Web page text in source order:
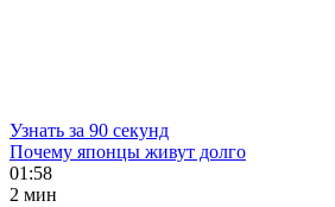
Узнать за 90 секунд
Почему японцы живут долго
01:58
2 мин